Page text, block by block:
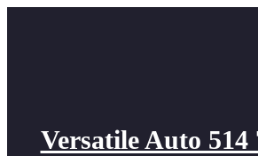
Versatile Auto 514